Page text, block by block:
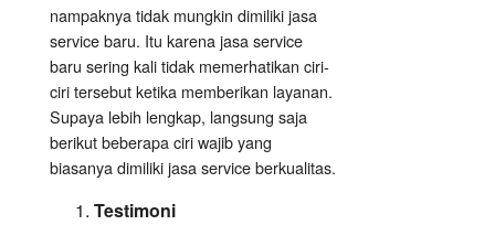
nampaknya tidak mungkin dimiliki jasa
service baru. Itu karena jasa service
baru sering kali tidak memerhatikan ciri-
ciri tersebut ketika memberikan layanan.
Supaya lebih lengkap, langsung saja
berikut beberapa ciri wajib yang
biasanya dimiliki jasa service berkualitas.
Testimoni